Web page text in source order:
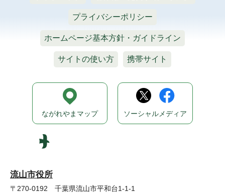
プライバシーポリシー
ホームページ基本方針・ガイドライン
サイトの使い方 携帯サイト
流山市役所
〒270-0192 千葉県流山市平和台1-1-1
ながれやまマップ ソーシャルメディア